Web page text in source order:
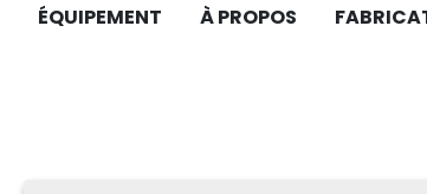
ÉQUIPEMENT À PROPOS